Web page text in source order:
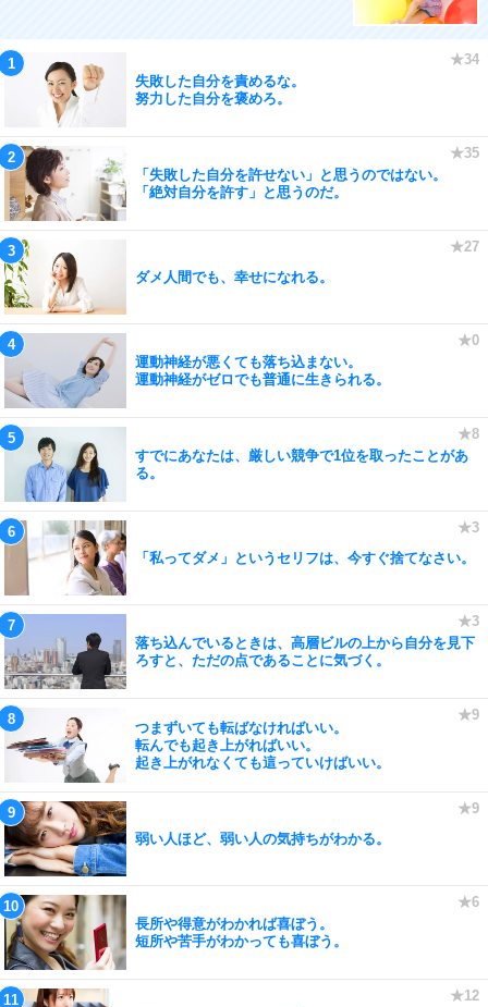
失敗した自分を責めるな。
努力した自分を褒めろ。
「失敗した自分を許せない」と思うのではない。
「絶対自分を許す」と思うのだ。
ダメ人間でも、幸せになれる。
運動神経が悪くても落ち込まない。
運動神経がゼロでも普通に生きられる。
すでにあなたは、厳しい競争で1位を取ったことがあ
る。
「私ってダメ」というセリフは、今すぐ捨てなさい。
落ち込んでいるときは、高層ビルの上から自分を見下
ろすと、ただの点であることに気づく。
つまずいても転ばなければいい。
転んでも起き上がればいい。
起き上がれなくても這っていけばいい。
弱い人ほど、弱い人の気持ちがわかる。
長所や得意がわかれば喜ぼう。
短所や苦手がわかっても喜ぼう。